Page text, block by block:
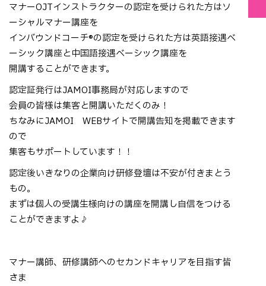
マナーOJTインストラクターの認定を受けられた方はソ
ーシャルマナー講座を
インバウンドコーチ®の認定を受けられた方は英語接遇ベ
ーシック講座と中国語接遇ベーシック講座を
開講することができます。
認定証発行はJAMOI事務局が対応しますので
会員の皆様は集客と開講いただくのみ！
ちなみにJAMOI WEBサイトで開講告知を掲載できます
ので
集客もサポートしています！！
認定後いきなりの企業向け研修登壇は不安が付きまとう
もの。
まずは個人の受講生様向けの講座を開講し自信をつける
ことができますよ♪
マナー講師、研修講師へのセカンドキャリアを目指す皆
さま